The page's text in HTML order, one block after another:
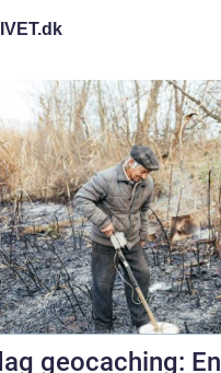
dk
geocaching: En